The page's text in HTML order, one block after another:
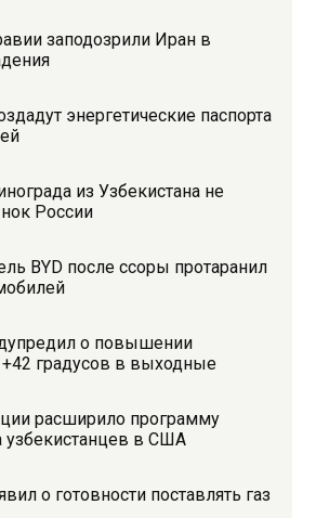
заподозрили Иран в
энергетические паспорта
из Узбекистана не
России
BYD после ссоры протаранил
о повышении
градусов в выходные
расширило программу
узбекистанцев в США
о готовности поставлять газ